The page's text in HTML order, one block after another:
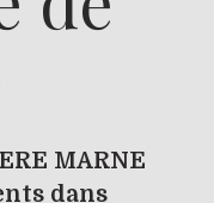
MARNE
dans